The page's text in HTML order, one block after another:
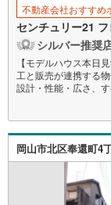
不動産会社おすすめ
センチュリー21
シルバー推奨
【モデルハウス本日
工と販売が連携する
設計・性能・広さ、
～自社ブランド物件
■なぜ建売価格で「
施工から販売までグ
ト。その分を「広さ
■「お金の理想」も
岡山市北区奉還町4